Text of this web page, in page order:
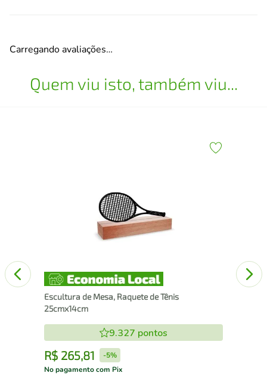
Carregando avaliações…
Quem viu isto, também viu...
Escultura de Mesa, Raquete de Tênis
25cmx14cm
9.327 pontos
R$ 265,81 -5%
No pagamento com Pix